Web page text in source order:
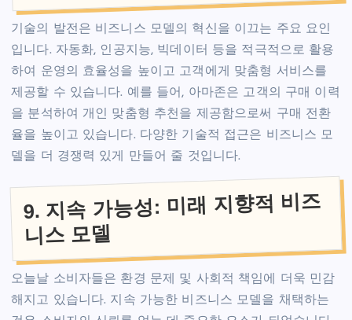
기술의 발전은 비즈니스 모델의 혁신을 이끄는 주요 요인
입니다. 자동화, 인공지능, 빅데이터 등을 적극적으로 활용
하여 운영의 효율성을 높이고 고객에게 맞춤형 서비스를
제공할 수 있습니다. 예를 들어, 아마존은 고객의 구매 이력
을 분석하여 개인 맞춤형 추천을 제공함으로써 구매 전환
율을 높이고 있습니다. 다양한 기술적 접근은 비즈니스 모
델을 더 경쟁력 있게 만들어 줄 것입니다.
9. 지속 가능성: 미래 지향적 비즈
니스 모델
오늘날 소비자들은 환경 문제 및 사회적 책임에 더욱 민감
해지고 있습니다. 지속 가능한 비즈니스 모델을 채택하는